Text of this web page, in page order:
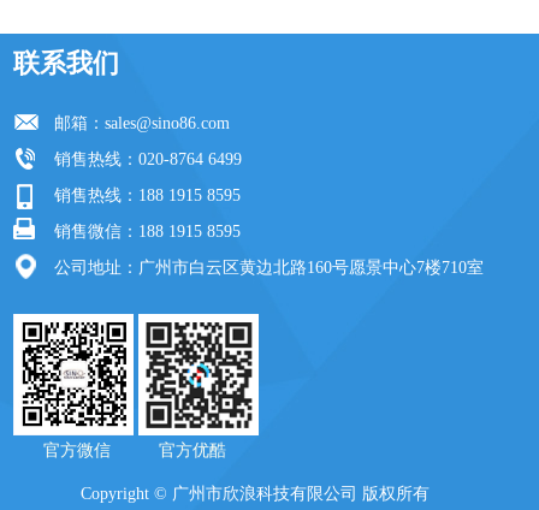
联系我们
邮箱：sales@sino86.com
销售热线：020-8764 6499
销售热线：188 1915 8595
销售微信：188 1915 8595
公司地址：广州市白云区黄边北路160号愿景中心7楼710室
官方微信 官方优酷
Copyright © 广州市欣浪科技有限公司 版权所有